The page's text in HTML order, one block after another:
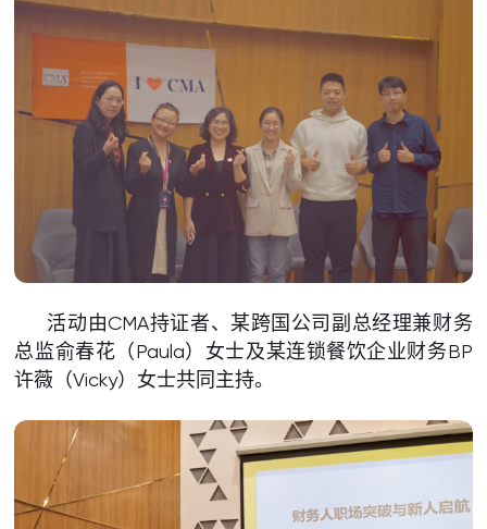
活动由CMA持证者、某跨国公司副总经理兼财务
总监俞春花（Paula）女士及某连锁餐饮企业财务BP
许薇（Vicky）女士共同主持。